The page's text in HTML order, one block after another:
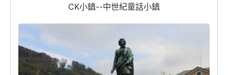
CK小鎮--中世紀童話小鎮